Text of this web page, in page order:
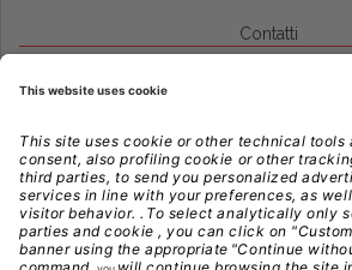
Contatti
Note Legali
Privacy
Gestione Cookie